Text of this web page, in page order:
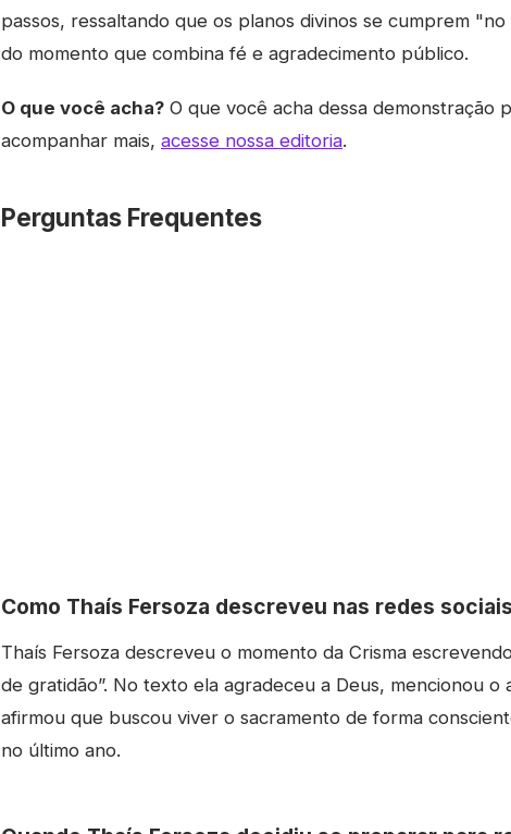
passos, ressaltando que os planos divinos se cumprem
do momento que combina fé e agradecimento público.
O que você acha? O que você acha dessa demonstração
acompanhar mais, acesse nossa editoria.
Perguntas Frequentes
Como Thaís Fersoza descreveu nas redes
Thaís Fersoza descreveu o momento da Crisma
de gratidão”. No texto ela agradeceu a Deus, mencionou
afirmou que buscou viver o sacramento de forma
no último ano.